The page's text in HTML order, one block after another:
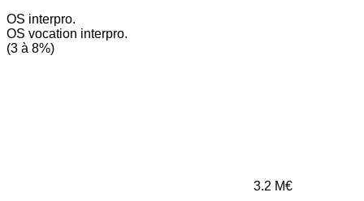
OS interpro.
OS vocation interpro.
(3 à 8%)
3.2 M€